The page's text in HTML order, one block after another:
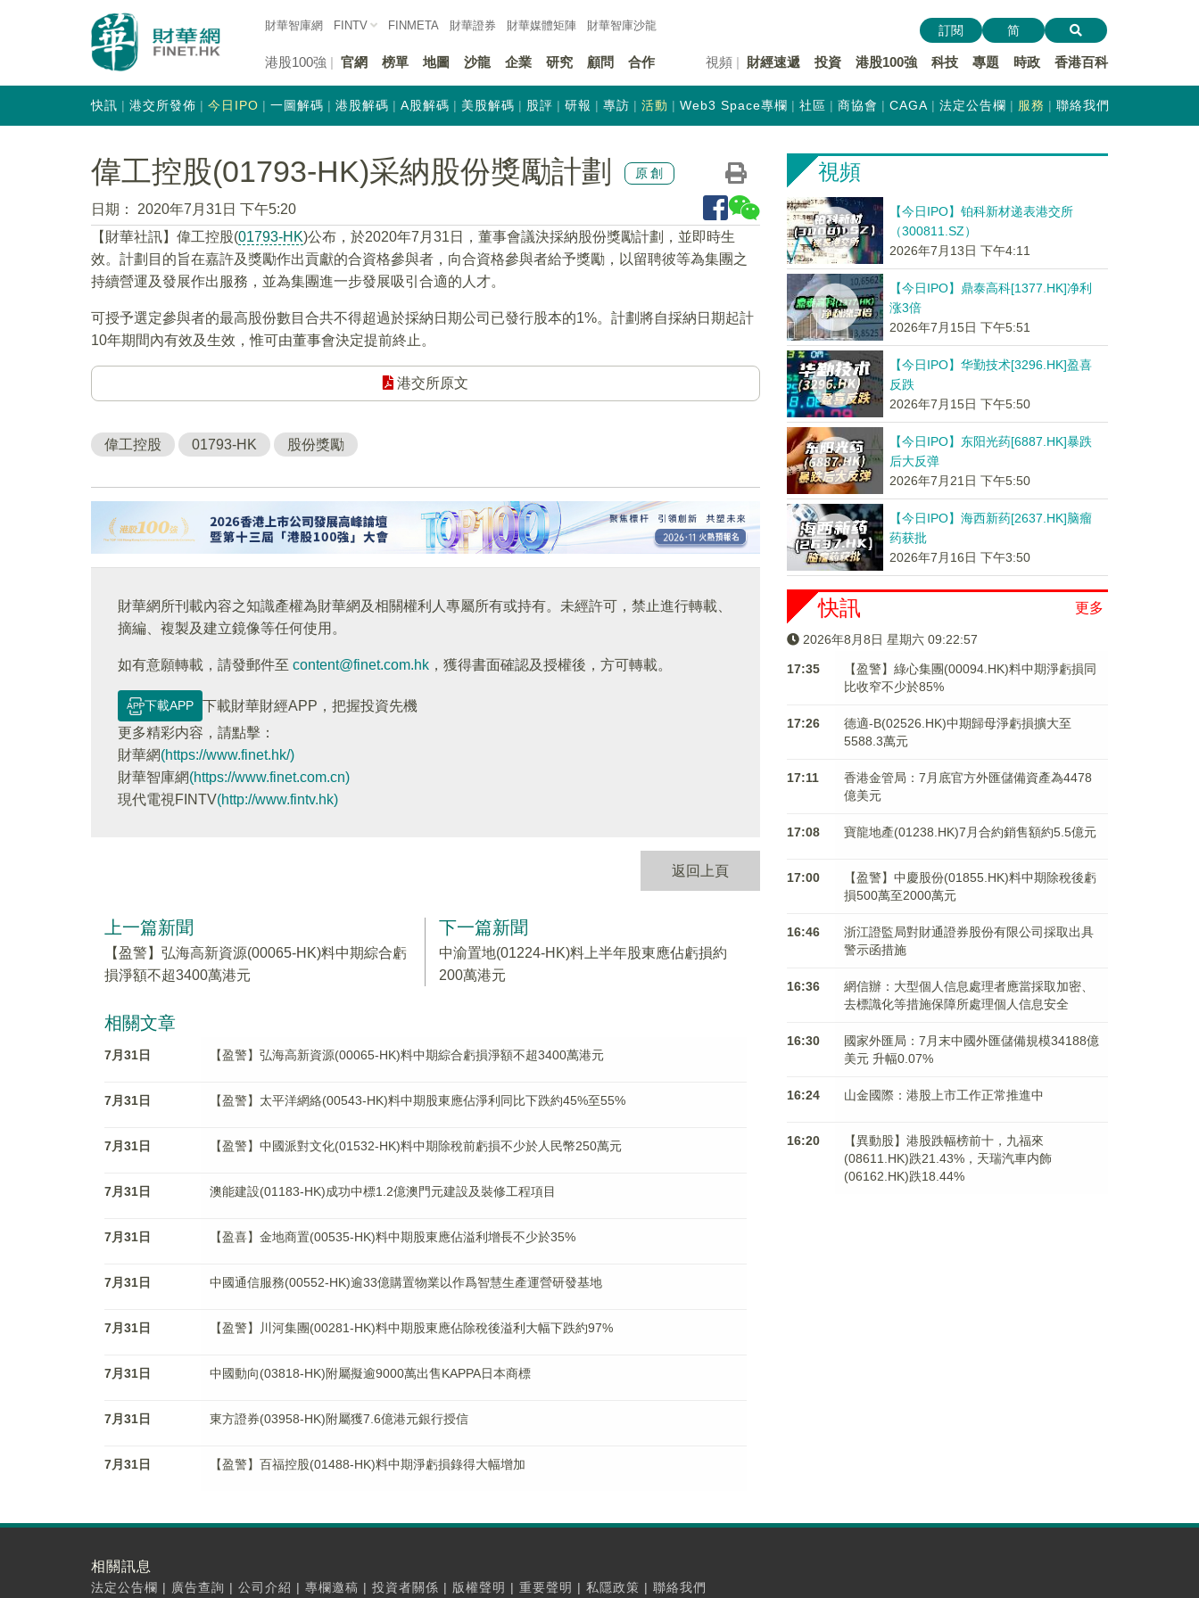
財華智庫網 FINTV FINMETA 財華證券 財華媒體矩陣 財華智庫沙龍
港股100強 官網 榜單 地圖 沙龍 企業 研究 顧問 合作 視頻 財經速遞 投資 港股100強 科技 專題 時政 香港百科
訂閱 简
快訊 港交所發佈 今日IPO 一圖解碼 港股解碼 A股解碼 美股解碼 股評 研報 專訪 活動 Web3 Space專欄 社區 商協會 CAGA 法定公告欄 服務 聯絡我們
偉工控股(01793-HK)采納股份獎勵計劃 原創
日期：
2020年7月31日 下午5:20
【財華社訊】偉工控股(01793-HK)公布，於2020年7月31日，董事會議決採納股份獎勵計劃，並即時生
效。計劃目的旨在嘉許及獎勵作出貢獻的合資格參與者，向合資格參與者給予獎勵，以留聘彼等為集團之
持續營運及發展作出服務，並為集團進一步發展吸引合適的人才。
可授予選定參與者的最高股份數目合共不得超過於採納日期公司已發行股本的1%。計劃將自採納日期起計
10年期間內有效及生效，惟可由董事會決定提前終止。
港交所原文
偉工控股 01793-HK 股份獎勵
財華網所刊載內容之知識產權為財華網及相關權利人專屬所有或持有。未經許可，禁止進行轉載、
摘編、複製及建立鏡像等任何使用。
如有意願轉載，請發郵件至 content@finet.com.hk ，獲得書面確認及授權後，方可轉載。
下載APP
下載財華財經APP，把握投資先機
更多精彩内容，請點擊：
財華網(https://www.finet.hk/)
財華智庫網(https://www.finet.com.cn)
現代電視FINTV(http://www.fintv.hk)
返回上頁
上一篇新聞
【盈警】弘海高新資源(00065-HK)料中期綜合虧
損淨額不超3400萬港元
下一篇新聞
中渝置地(01224-HK)料上半年股東應佔虧損約
200萬港元
相關文章
7月31日 【盈警】弘海高新資源(00065-HK)料中期綜合虧損淨額不超3400萬港元
7月31日 【盈警】太平洋網絡(00543-HK)料中期股東應佔淨利同比下跌約45%至55%
7月31日 【盈警】中國派對文化(01532-HK)料中期除稅前虧損不少於人民幣250萬元
7月31日 澳能建設(01183-HK)成功中標1.2億澳門元建設及裝修工程項目
7月31日 【盈喜】金地商置(00535-HK)料中期股東應佔溢利增長不少於35%
7月31日 中國通信服務(00552-HK)逾33億購置物業以作爲智慧生產運營研發基地
7月31日 【盈警】川河集團(00281-HK)料中期股東應佔除稅後溢利大幅下跌約97%
7月31日 中國動向(03818-HK)附屬擬逾9000萬出售KAPPA日本商標
7月31日 東方證券(03958-HK)附屬獲7.6億港元銀行授信
7月31日 【盈警】百福控股(01488-HK)料中期淨虧損錄得大幅增加
視頻
【今日IPO】铂科新材递表港交所
（300811.SZ）
2026年7月13日 下午4:11
【今日IPO】鼎泰高科[1377.HK]净利
涨3倍
2026年7月15日 下午5:51
【今日IPO】华勤技术[3296.HK]盈喜
反跌
2026年7月15日 下午5:50
【今日IPO】东阳光药[6887.HK]暴跌
后大反弹
2026年7月21日 下午5:50
【今日IPO】海西新药[2637.HK]脑瘤
药获批
2026年7月16日 下午3:50
更多
快訊
2026年8月8日 星期六 09:22:57
17:35
【盈警】綠心集團(00094.HK)料中期淨虧損同
比收窄不少於85%
17:26
德適-B(02526.HK)中期歸母淨虧損擴大至
5588.3萬元
17:11
香港金管局：7月底官方外匯儲備資產為4478
億美元
17:08 寶龍地產(01238.HK)7月合約銷售額約5.5億元
17:00
【盈警】中慶股份(01855.HK)料中期除稅後虧
損500萬至2000萬元
16:46
浙江證監局對財通證券股份有限公司採取出具
警示函措施
16:36
網信辦：大型個人信息處理者應當採取加密、
去標識化等措施保障所處理個人信息安全
16:30
國家外匯局：7月末中國外匯儲備規模34188億
美元 升幅0.07%
16:24 山金國際：港股上市工作正常推進中
16:20
【異動股】港股跌幅榜前十，九福來
(08611.HK)跌21.43%，天瑞汽車内飾
(06162.HK)跌18.44%
相關訊息
法定公告欄 | 廣告查詢 | 公司介紹 | 專欄邀稿 | 投資者關係 | 版權聲明 | 重要聲明 | 私隱政策 | 聯絡我們